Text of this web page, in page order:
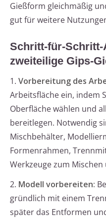
Gießform gleichmäßig
gut für weitere
Schritt-für-
zweiteilige Gips-
1. Vorbereitung des
Arbeitsfläche ein, indem
Oberfläche wählen und
bereitlegen. Notwendig
Mischbehälter,
Formenrahmen,
Werkzeuge zum
2. Modell vorbereiten:
gründlich mit einem
später das Entformen